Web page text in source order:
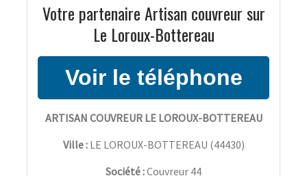
Votre partenaire Artisan couvreur sur
Le Loroux-Bottereau
ARTISAN COUVREUR LE LOROUX-BOTTEREAU
Ville : LE LOROUX-BOTTEREAU (44430)
Société :Couvreur 44